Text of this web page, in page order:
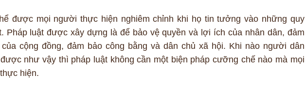
được mọi người thực hiện nghiêm chỉnh khi họ tin tưởng vào những quy
Pháp luật được xây dựng là để bảo vệ quyền và lợi ích của nhân dân, đảm
cộng đồng, đảm bảo công bằng và dân chủ xã hội. Khi nào người dân
như vậy thì pháp luật không cần một biện pháp cưỡng chế nào mà mọi
hiện.